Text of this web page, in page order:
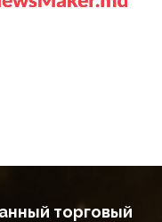
торговый